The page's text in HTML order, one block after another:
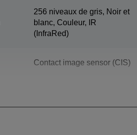
256 niveaux de gris, Noir et
blanc, Couleur, IR
(InfraRed)
Contact image sensor (CIS)